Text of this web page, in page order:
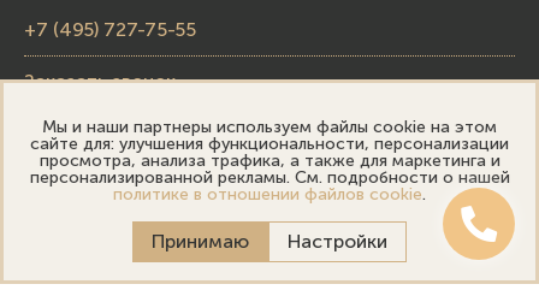
+7 (495) 727-75-55
Заказать звонок
skupka@emporiumgold.com
sale@emporiumgold.com
Режим работы:
Пн-Пт: 10:00–20:00
Мы и наши партнеры используем файлы cookie на этом
сайте для: улучшения функциональности, персонализации
просмотра, анализа трафика, а также для маркетинга и
персонализированной рекламы. См. подробности о нашей
политике в отношении файлов cookie.
Принимаю Настройки